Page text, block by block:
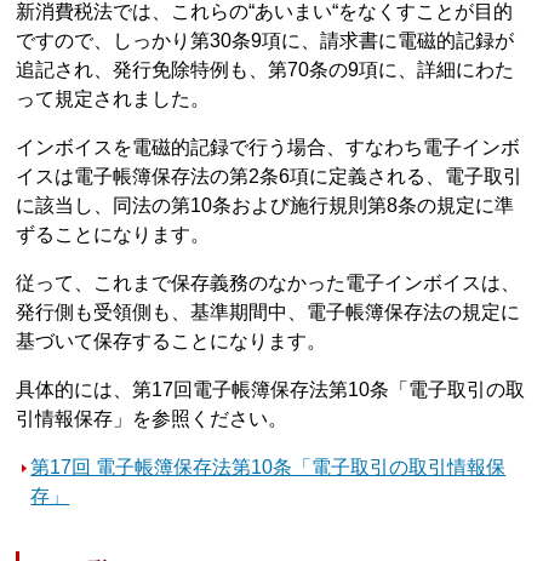
新消費税法では、これらの“あいまい“をなくすことが目的
ですので、しっかり第30条9項に、請求書に電磁的記録が
追記され、発行免除特例も、第70条の9項に、詳細にわた
って規定されました。
インボイスを電磁的記録で行う場合、すなわち電子インボ
イスは電子帳簿保存法の第2条6項に定義される、電子取引
に該当し、同法の第10条および施行規則第8条の規定に準
ずることになります。
従って、これまで保存義務のなかった電子インボイスは、
発行側も受領側も、基準期間中、電子帳簿保存法の規定に
基づいて保存することになります。
具体的には、第17回電子帳簿保存法第10条「電子取引の取
引情報保存」を参照ください。
第17回 電子帳簿保存法第10条「電子取引の取引情報保
存」